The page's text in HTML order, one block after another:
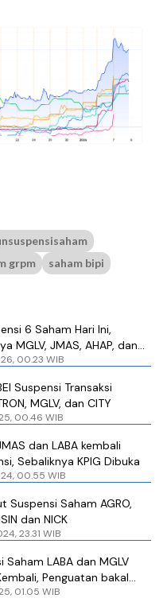
grpm saham bipi
6 Saham Hari Ini,
MGLV, JMAS, AHAP, dan
Kembali
00.23 WIB
Suspensi Transaksi
MGLV, dan CITY
00.46 WIB
dan LABA kembali
Sebaliknya KPIG Dibuka
00.55 WIB
Suspensi Saham AGRO,
dan NICK
23.31 WIB
Saham LABA dan MGLV
Penguatan bakal
01.05 WIB